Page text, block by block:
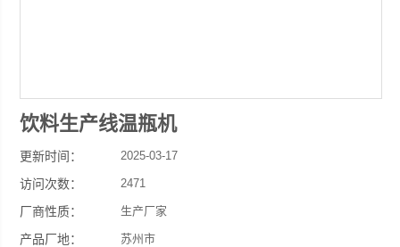
饮料生产线温瓶机
更新时间： 2025-03-17
访问次数： 2471
厂商性质： 生产厂家
产品厂地： 苏州市